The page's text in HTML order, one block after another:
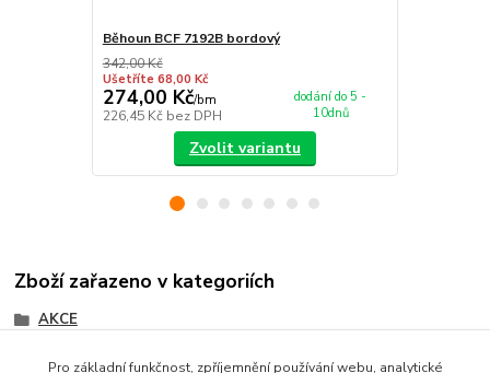
Běhoun BCF 7192B bordový
342,00 Kč
Ušetříte 68,00 Kč
274,00 Kč/bm
226,45 Kč bez DPH
dodání do 5 -
10dnů
Zvolit variantu
Zboží zařazeno v kategoriích
AKCE
Pro základní funkčnost, zpříjemnění používání webu, analytické